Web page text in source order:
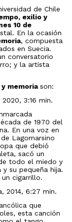
de Chile
exilio y
10 de
En la ocasión
, compuesta
en Suecia.
conversatorio
y la artista
memoriason:
3:16 min.
de 1970 del
En una voz en
Lagomarsino
que debió
sacó un
todo el miedo y
su pequeña hija.
cigarrillo.
2014, 6:27 min.
que
esta canción